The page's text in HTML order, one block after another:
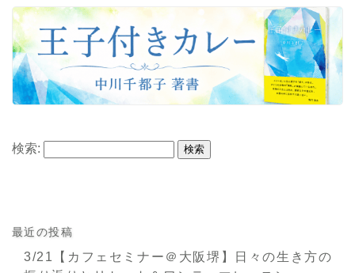
検索:
最近の投稿
3/21【カフェセミナー＠大阪堺】日々の生き方の